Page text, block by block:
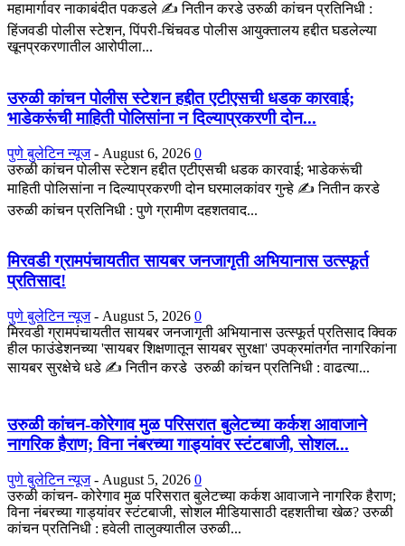
महामार्गावर नाकाबंदीत पकडले ✍️ नितीन करडे उरुळी कांचन प्रतिनिधी :
हिंजवडी पोलीस स्टेशन, पिंपरी-चिंचवड पोलीस आयुक्तालय हद्दीत घडलेल्या
खूनप्रकरणातील आरोपीला...
उरुळी कांचन पोलीस स्टेशन हद्दीत एटीएसची धडक कारवाई;
भाडेकरूंची माहिती पोलिसांना न दिल्याप्रकरणी दोन...
पुणे बुलेटिन न्यूज - August 6, 2026 0
उरुळी कांचन पोलीस स्टेशन हद्दीत एटीएसची धडक कारवाई; भाडेकरूंची
माहिती पोलिसांना न दिल्याप्रकरणी दोन घरमालकांवर गुन्हे ✍️ नितीन करडे
उरुळी कांचन प्रतिनिधी : पुणे ग्रामीण दहशतवाद...
मिरवडी ग्रामपंचायतीत सायबर जनजागृती अभियानास उत्स्फूर्त
प्रतिसाद!
पुणे बुलेटिन न्यूज - August 5, 2026 0
मिरवडी ग्रामपंचायतीत सायबर जनजागृती अभियानास उत्स्फूर्त प्रतिसाद क्विक
हील फाउंडेशनच्या 'सायबर शिक्षणातून सायबर सुरक्षा' उपक्रमांतर्गत नागरिकांना
सायबर सुरक्षेचे धडे ✍️ नितीन करडे उरुळी कांचन प्रतिनिधी : वाढत्या...
उरुळी कांचन-कोरेगाव मुळ परिसरात बुलेटच्या कर्कश आवाजाने
नागरिक हैराण; विना नंबरच्या गाड्यांवर स्टंटबाजी, सोशल...
पुणे बुलेटिन न्यूज - August 5, 2026 0
उरुळी कांचन- कोरेगाव मुळ परिसरात बुलेटच्या कर्कश आवाजाने नागरिक हैराण;
विना नंबरच्या गाड्यांवर स्टंटबाजी, सोशल मीडियासाठी दहशतीचा खेळ? उरुळी
कांचन प्रतिनिधी : हवेली तालुक्यातील उरुळी...